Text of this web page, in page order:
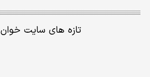
تازه های سایت خوان